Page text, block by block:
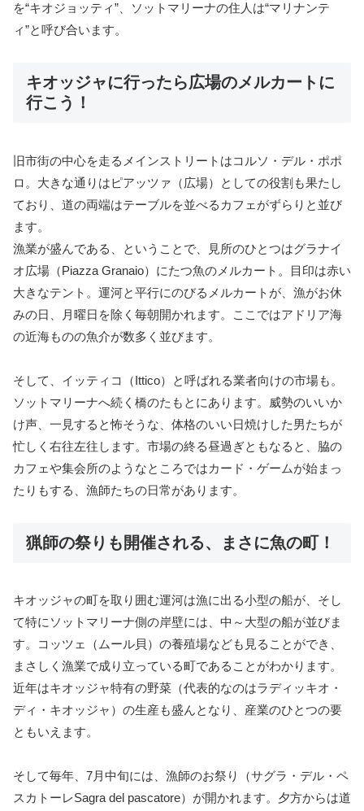
を“キオジョッティ”、ソットマリーナの住人は“マリナンテ
ィ”と呼び合います。
キオッジャに行ったら広場のメルカートに
行こう！
旧市街の中心を走るメインストリートはコルソ・デル・ポポ
ロ。大きな通りはピアッツァ（広場）としての役割も果たし
ており、道の両端はテーブルを並べるカフェがずらりと並び
ます。
漁業が盛んである、ということで、見所のひとつはグラナイ
オ広場（Piazza Granaio）にたつ魚のメルカート。目印は赤い
大きなテント。運河と平行にのびるメルカートが、漁がお休
みの日、月曜日を除く毎朝開かれます。ここではアドリア海
の近海ものの魚介が数多く並びます。
そして、イッティコ（Ittico）と呼ばれる業者向けの市場も。
ソットマリーナへ続く橋のたもとにあります。威勢のいいか
け声、一見すると怖そうな、体格のいい日焼けした男たちが
忙しく右往左往します。市場の終る昼過ぎともなると、脇の
カフェや集会所のようなところではカード・ゲームが始まっ
たりもする、漁師たちの日常があります。
猟師の祭りも開催される、まさに魚の町！
キオッジャの町を取り囲む運河は漁に出る小型の船が、そし
て特にソットマリーナ側の岸壁には、中～大型の船が並びま
す。コッツェ（ムール貝）の養殖場なども見ることができ、
まさしく漁業で成り立っている町であることがわかります。
近年はキオッジャ特有の野菜（代表的なのはラディッキオ・
ディ・キオッジャ）の生産も盛んとなり、産業のひとつの要
ともいえます。
そして毎年、7月中旬には、漁師のお祭り（サグラ・デル・ペ
スカトーレSagra del pascatore）が開かれます。夕方からは道